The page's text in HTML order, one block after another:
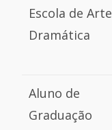
Escola de Arte
Dramática
Aluno de
Graduação